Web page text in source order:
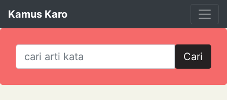
Kamus Karo
Cari